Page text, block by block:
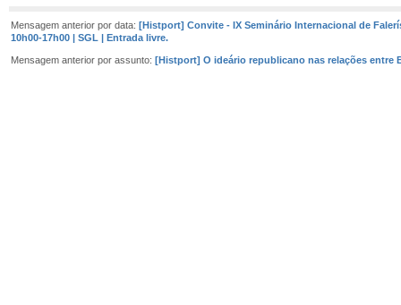
Mensagem anterior por data: [Histport] Convite - IX Seminário Internacional de
10h00-17h00 | SGL | Entrada livre.
Mensagem anterior por assunto: [Histport] O ideário republicano nas relações entre